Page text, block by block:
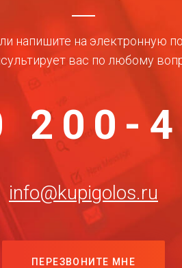
напишите на электронную
вас по любому
200-
info@kupigolos.ru
ПЕРЕЗВОНИТЕ МНЕ